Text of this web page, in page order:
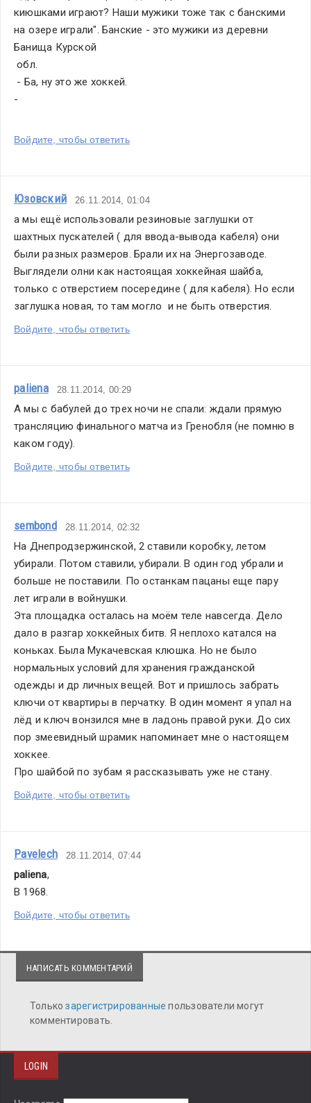
киюшками играют? Наши мужики тоже так с банскими
на озере играли". Банские - это мужики из деревни
Банища Курской
обл.
- Ба, ну это же хоккей.
-
Войдите, чтобы ответить
Юзовский 26.11.2014, 01:04
а мы ещё использовали резиновые заглушки от
шахтных пускателей ( для ввода-вывода кабеля) они
были разных размеров. Брали их на Энергозаводе.
Выглядели олни как настоящая хоккейная шайба,
только с отверстием посередине ( для кабеля). Но если
заглушка новая, то там могло  и не быть отверстия.
Войдите, чтобы ответить
paliena 28.11.2014, 00:29
А мы с бабулей до трех ночи не спали: ждали прямую
трансляцию финального матча из Гренобля (не помню в
каком году).
Войдите, чтобы ответить
sembond 28.11.2014, 02:32
На Днепродзержинской, 2 ставили коробку, летом
убирали. Потом ставили, убирали. В один год убрали и
больше не поставили. По останкам пацаны еще пару
лет играли в войнушки.
Эта площадка осталась на моём теле навсегда. Дело
дало в разгар хоккейных битв. Я неплохо катался на
коньках. Была Мукачевская клюшка. Но не было
нормальных условий для хранения гражданской
одежды и др личных вещей. Вот и пришлось забрать
ключи от квартиры в перчатку. В один момент я упал на
лёд и ключ вонзился мне в ладонь правой руки. До сих
пор змеевидный шрамик напоминает мне о настоящем
хоккее.
Про шайбой по зубам я рассказывать уже не стану.
Войдите, чтобы ответить
Pavelech 28.11.2014, 07:44
paliena,
В 1968.
Войдите, чтобы ответить
НАПИСАТЬ КОММЕНТАРИЙ
Толькозарегистрированныепользователи могут
комментировать.
LOGIN